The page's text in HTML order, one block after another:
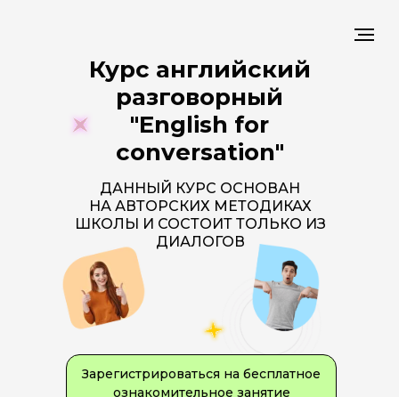
Курс английский
разговорный
"English for
conversation"
ДАННЫЙ КУРС ОСНОВАН
НА АВТОРСКИХ МЕТОДИКАХ
ШКОЛЫ И СОСТОИТ ТОЛЬКО ИЗ
ДИАЛОГОВ
Зарегистрироваться на бесплатное
ознакомительное занятие